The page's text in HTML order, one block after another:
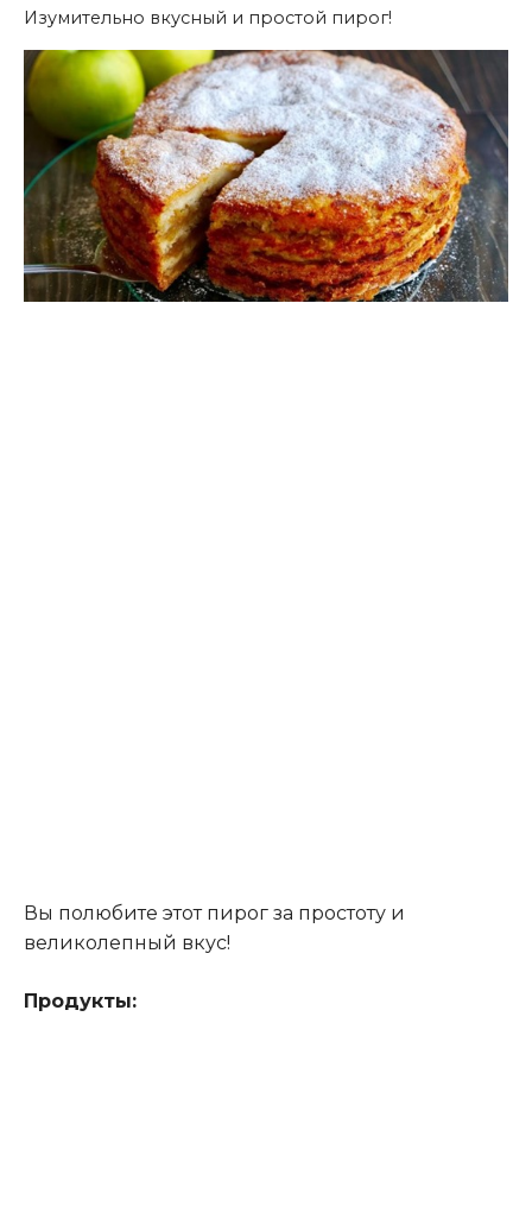
Изумительно вкусный и простой пирог!
Вы полюбите этот пирог за простоту и
великолепный вкус!
Продукты: